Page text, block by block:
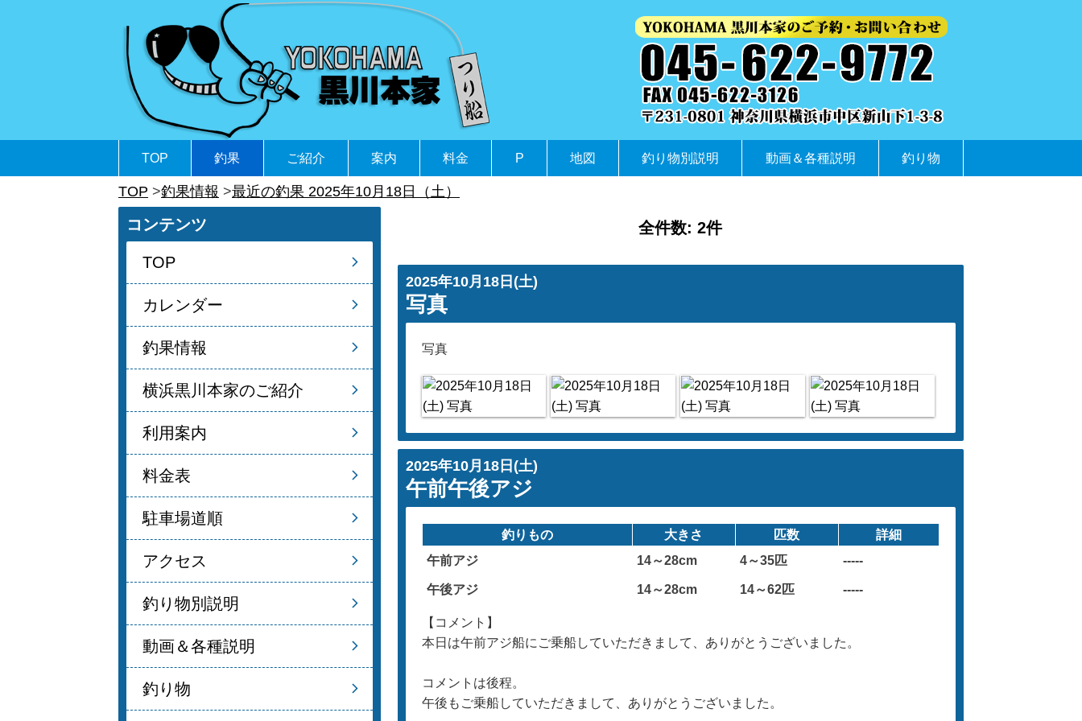
TOP 釣果 ご紹介 案内 料金 P 地図 釣り物別説明 動画＆各種説明 釣り物
TOP 釣果情報 最近の釣果 2025年10月18日（土）
全件数: 2件
2025年10月18日(土)
写真
写真
2025年10月18日(土)
午前午後アジ
釣りもの 大きさ 匹数
詳細
午前アジ
14～28cm 4～35匹 -----
午後アジ 14～28cm 14～62匹 -----
【コメント】
本日は午前アジ船にご乗船していただきまして、ありがとうございました。
コメントは後程。
午後もご乗船していただきまして、ありがとうございました。
コンテンツ
TOP
カレンダー
釣果情報
横浜黒川本家のご紹介
利用案内
料金表
駐車場道順
アクセス
釣り物別説明
動画＆各種説明
釣り物